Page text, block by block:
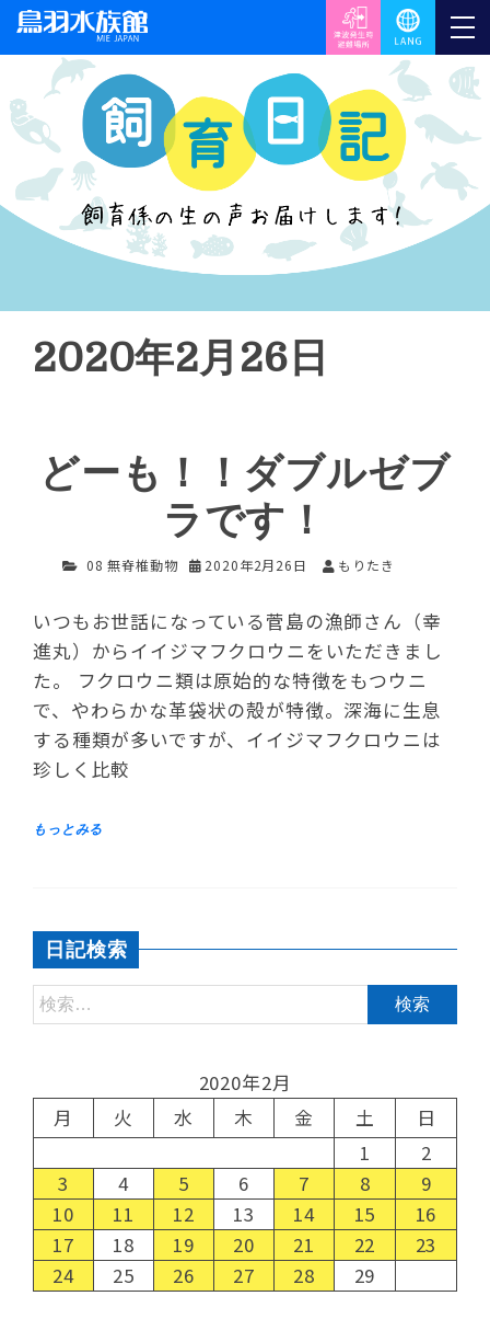
2020年2月26日
どーも！！ダブルゼブ
ラです！
08 無脊椎動物 2020年2月26日 もりたき
いつもお世話になっている菅島の漁師さん（幸
進丸）からイイジマフクロウニをいただきまし
た。 フクロウニ類は原始的な特徴をもつウニ
で、やわらかな革袋状の殻が特徴。深海に生息
する種類が多いですが、イイジマフクロウニは
珍しく比較
日記検索
2020年2月
月
火 水 木 金 土
日
1
2
3
4 5 6 7 8
9
10
11 12 13 14 15
16
17
18 19 20 21 22
23
24
25 26 27 28 29